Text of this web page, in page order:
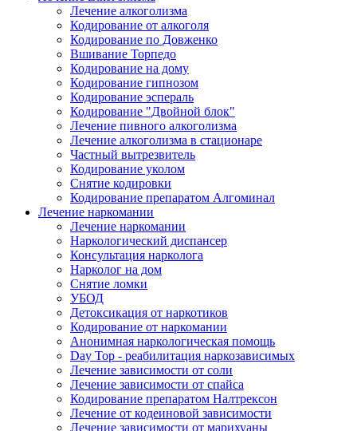
Лечение алкоголизма
Кодирование от алкоголя
Кодирование по Довженко
Вшивание Торпедо
Кодирование на дому
Кодирование гипнозом
Кодирование эспераль
Кодирование "Двойной блок"
Лечение пивного алкоголизма
Лечение алкоголизма в стационаре
Частный вытрезвитель
Кодирование уколом
Снятие кодировки
Кодирование препаратом Алгоминал
Лечение наркомании
Лечение наркомании
Наркологический диспансер
Консультация нарколога
Нарколог на дом
Снятие ломки
УБОД
Детоксикация от наркотиков
Кодирование от наркомании
Анонимная наркологическая помощь
Day Top - реабилитация наркозависимых
Лечение зависимости от соли
Лечение зависимости от спайса
Кодирование препаратом Налтрексон
Лечение от кодеиновой зависимости
Лечение зависимости от марихуаны